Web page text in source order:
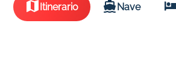
Itinerario Nave